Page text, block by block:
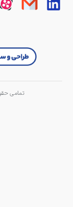
تمامی